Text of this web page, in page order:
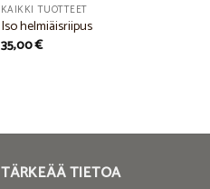
KAIKKI TUOTTEET
Iso helmiäisriipus
35,00€
TÄRKEÄÄ TIETOA